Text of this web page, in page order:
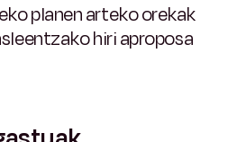
planen arteko orekak
hiri aproposa